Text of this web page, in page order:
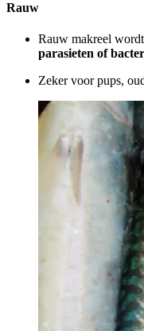
Rauw
Rauw makreel
parasieten of
Zeker voor pups,